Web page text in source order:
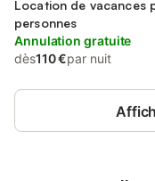
de Garde
Location de vacances
personnes
Annulation gratuite
dès110 €par nuit